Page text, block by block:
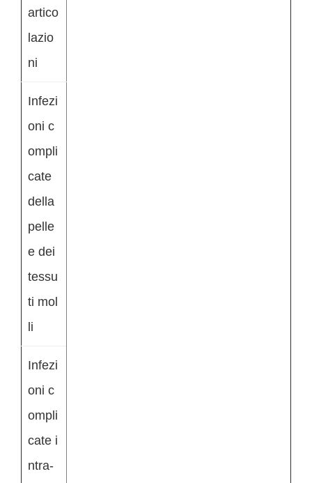
artico
lazio
ni
Infezi
oni c
ompli
cate
della
pelle
e dei
tessu
ti mol
li
Infezi
oni c
ompli
cate i
ntra-